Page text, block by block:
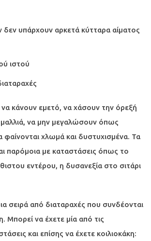
δεν υπάρχουν αρκετά κύτταρα αίματος
ιστού
να κάνουν εμετό, να χάσουν την όρεξή
να μην μεγαλώσουν όπως
φαίνονται χλωμά και δυστυχισμένα. Τα
παρόμοια με καταστάσεις όπως το
εντέρου, η δυσανεξία στο σιτάρι
σειρά από διαταραχές που συνδέονται
Μπορεί να έχετε μία από τις
και επίσης να έχετε κοιλιοκάκη: